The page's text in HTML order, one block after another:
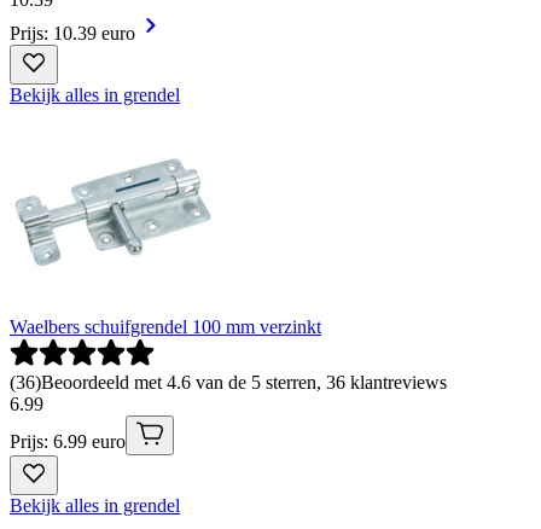
Prijs: 10.39 euro
Bekijk alles in grendel
Waelbers schuifgrendel 100 mm verzinkt
(36)Beoordeeld met 4.6 van de 5 sterren, 36 klantreviews
6.99
Prijs: 6.99 euro
Bekijk alles in grendel